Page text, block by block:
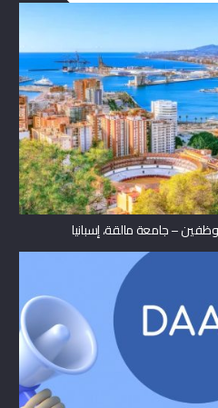
– جامعة مالقة، إسبانيا